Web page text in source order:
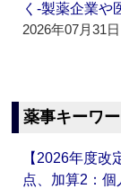
く‐製薬企業
2026年07月31
薬事キーワ
【2026年度
点、加算2：